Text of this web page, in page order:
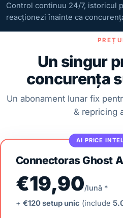
Control continuu 24/7, istoricul
reacționezi înainte ca
Un singur
concurența
Un abonament lunar fix
& repricing
AI PRICE
Connectoras Ghost
€19,90/lună *
+ €120 setup unic (include